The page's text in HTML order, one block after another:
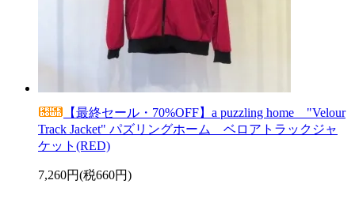
【最終セール・70%OFF】a puzzling home "Velour
Track Jacket" パズリングホーム ベロアトラックジャ
ケット(RED)
7,260円(税660円)